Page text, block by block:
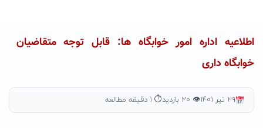
اطلاعیه اداره امور خوابگاه ها: قابل توجه متقاضیان
خوابگاه داری
۲۹ تیر ۱۴۰۱ 👁 ۲۰ بازدید ⏱ ۱ دقیقه مطالعه